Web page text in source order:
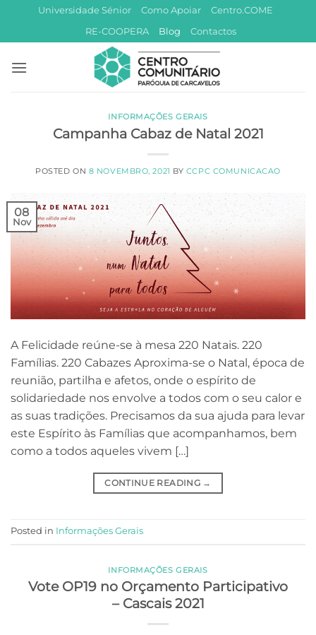
content
Universidade Sénior Como Apoiar
Centro.COME
RE-COOPERA
Blog Contactos
INFORMAÇÕES GERAIS
Campanha Cabaz de Natal 2021
POSTED ON 8 NOVEMBRO, 2021 BY CCPC COMUNICACAO
08
Nov
A Felicidade reúne-se à mesa 220 Natais. 220
Famílias. 220 Cabazes Aproxima-se o Natal, época de
reunião, partilha e afetos, onde o espírito de
solidariedade nos envolve a todos com o seu calor e
as suas tradições. Precisamos da sua ajuda para levar
este Espírito às Famílias que acompanhamos, bem
como a todos aqueles vivem […]
CONTINUE READING →
Posted in Informações Gerais
INFORMAÇÕES GERAIS
Vote OP19 no Orçamento Participativo
– Cascais 2021